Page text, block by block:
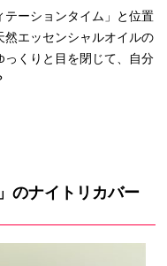
テーションタイム」と位置
エッセンシャルオイルの
くりと目を閉じて、自分
のナイトリカバー